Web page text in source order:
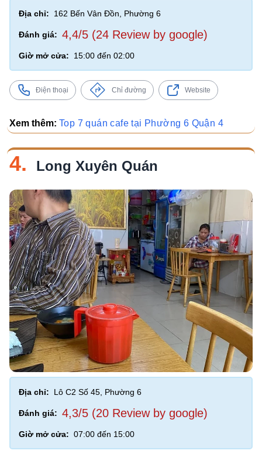
Địa chỉ: 162 Bến Vân Đồn, Phường 6
Đánh giá: 4,4/5 (24 Review by google)
Giờ mở cửa: 15:00 đến 02:00
Điện thoại Chỉ đường Website
Xem thêm: Top 7 quán cafe tại Phường 6 Quận 4
4. Long Xuyên Quán
Địa chỉ: Lô C2 Số 45, Phường 6
Đánh giá: 4,3/5 (20 Review by google)
Giờ mở cửa: 07:00 đến 15:00